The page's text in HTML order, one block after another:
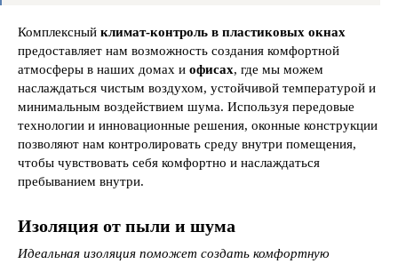
Комплексный климат-контроль в пластиковых окнах
предоставляет нам возможность создания комфортной
атмосферы в наших домах и офисах, где мы можем
наслаждаться чистым воздухом, устойчивой температурой и
минимальным воздействием шума. Используя передовые
технологии и инновационные решения, оконные конструкции
позволяют нам контролировать среду внутри помещения,
чтобы чувствовать себя комфортно и наслаждаться
пребыванием внутри.
Изоляция от пыли и шума
Идеальная изоляция поможет создать комфортную